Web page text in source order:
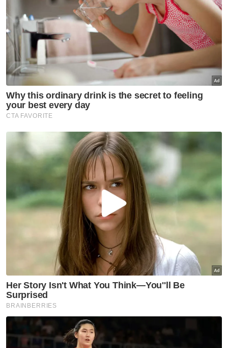
Kenyataan itu turut menegaskan reformasi ini
memerlukan kesepaduan antara pindaan
RUU, penggubalan Akta Pemberi Kuasa dan
pengawalan kuasa budi bicara
perlembagaan.
"Peluasan frasa 'menurut budi bicara' tanpa
kawalan berupaya menimbulkan risiko yang
jelasnya.
Muat turun aplikasi Sinar Harian.Klik di sini!
Pelantikan
Pendakwa Raya
Kuasa Budi Bicara
Artikel Disyorkan